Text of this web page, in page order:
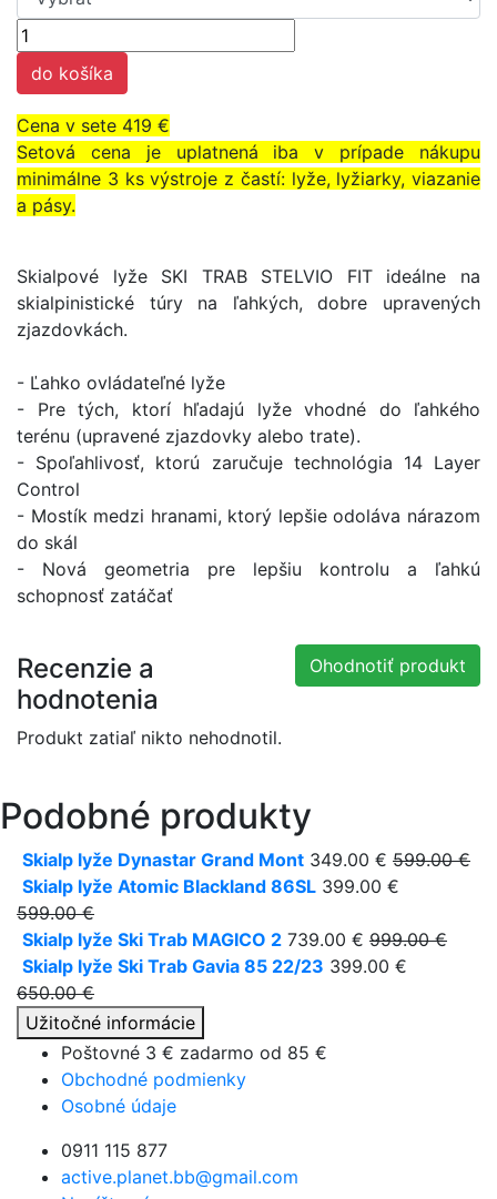
do košíka
Cena v sete 419 €
Setová cena je uplatnená iba v prípade nákupu
minimálne 3 ks výstroje z častí: lyže, lyžiarky, viazanie
a pásy.
Skialpové lyže SKI TRAB STELVIO FIT ideálne na
skialpinistické túry na ľahkých, dobre upravených
zjazdovkách.
- Ľahko ovládateľné lyže
- Pre tých, ktorí hľadajú lyže vhodné do ľahkého
terénu (upravené zjazdovky alebo trate).
- Spoľahlivosť, ktorú zaručuje technológia 14 Layer
Control
- Mostík medzi hranami, ktorý lepšie odoláva nárazom
do skál
- Nová geometria pre lepšiu kontrolu a ľahkú
schopnosť zatáčať
Ohodnotiť produkt
Recenzie a
hodnotenia
Produkt zatiaľ nikto nehodnotil.
Podobné produkty
Skialp lyže Dynastar Grand Mont 349.00 € 599.00 €
Skialp lyže Atomic Blackland 86SL 399.00 €
599.00 €
Skialp lyže Ski Trab MAGICO 2 739.00 € 999.00 €
Skialp lyže Ski Trab Gavia 85 22/23 399.00 €
650.00 €
Užitočné informácie
Poštovné 3 € zadarmo od 85 €
Obchodné podmienky
Osobné údaje
0911 115 877
active.planet.bb@gmail.com